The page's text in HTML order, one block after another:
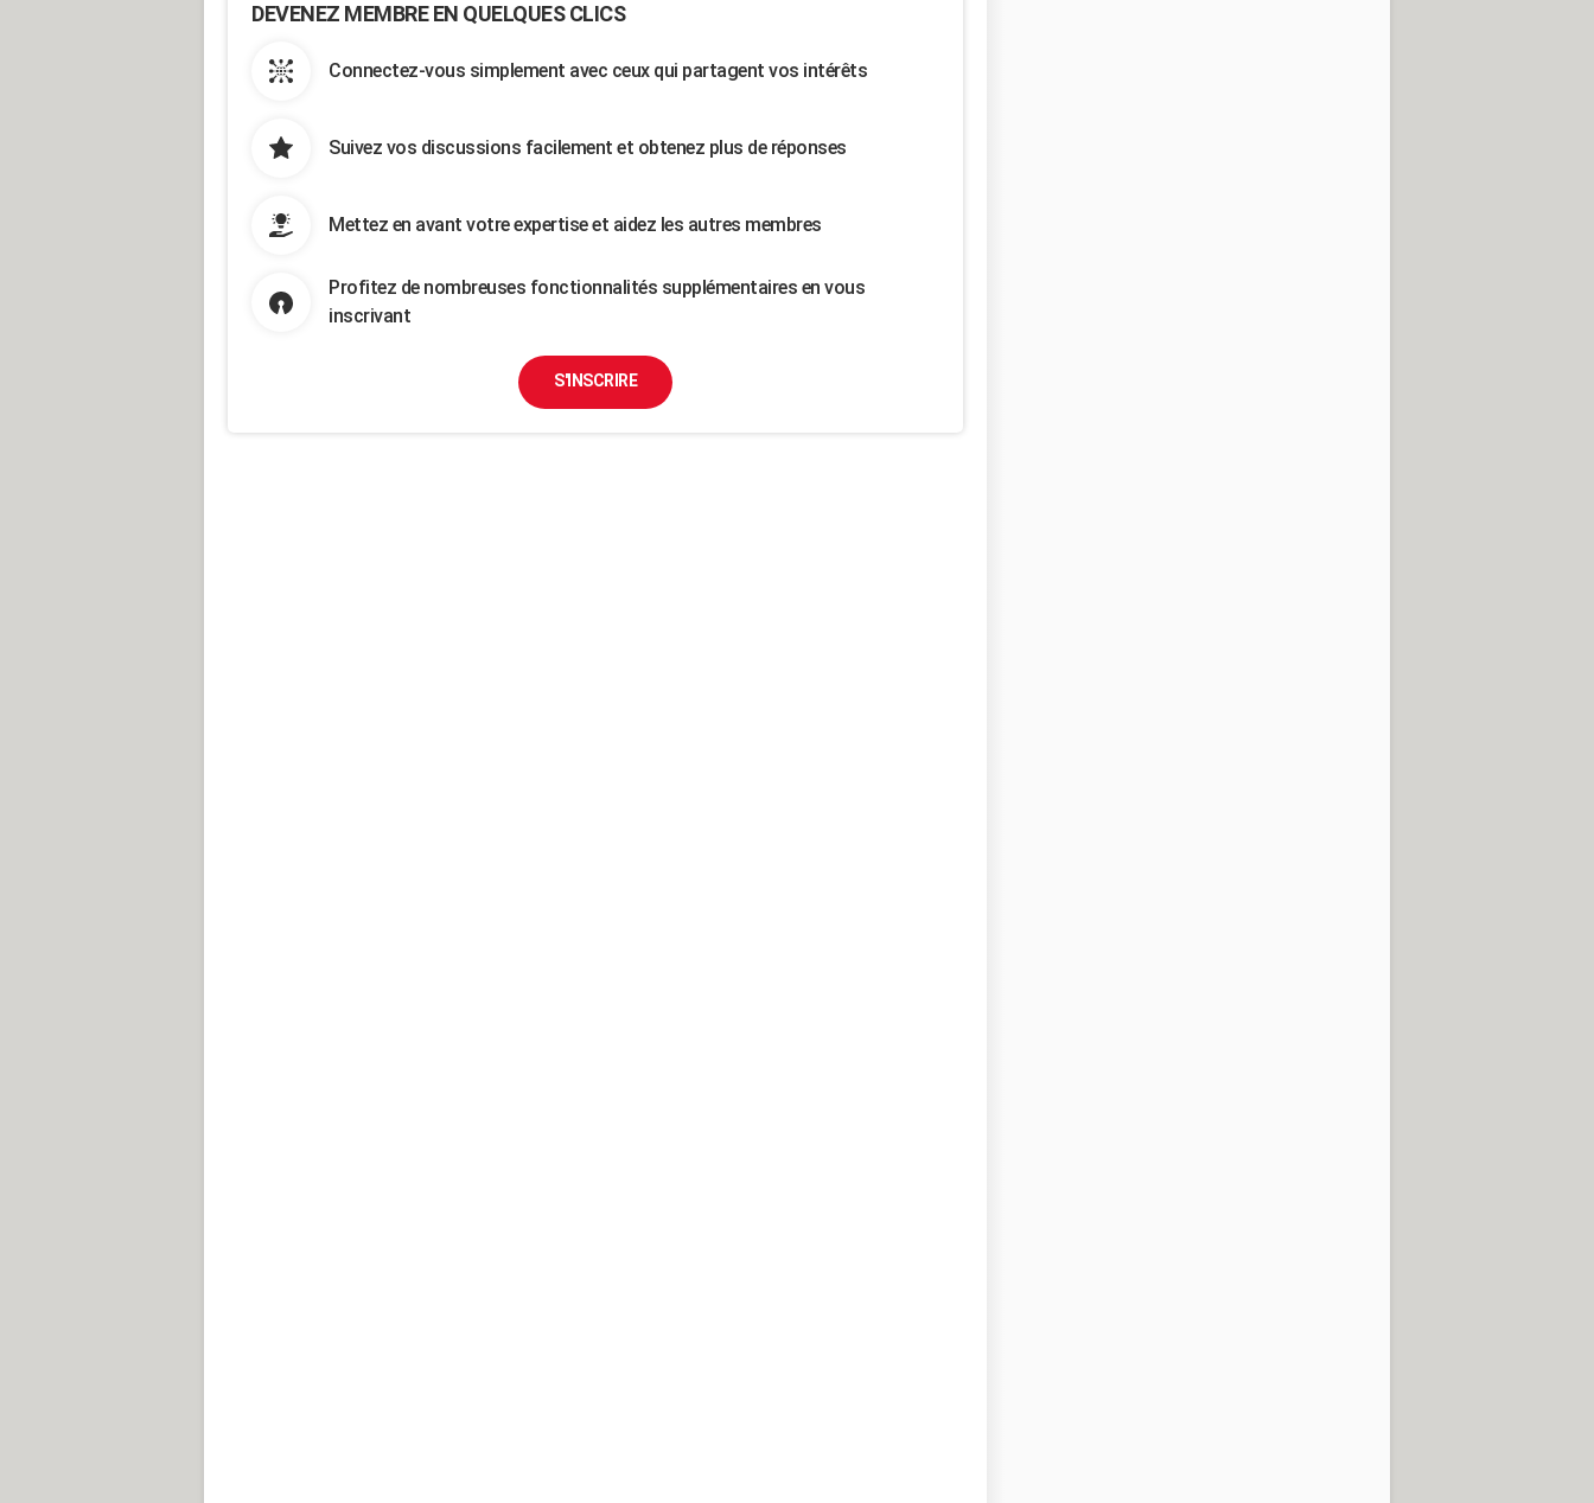
DEVENEZ MEMBRE EN QUELQUES CLICS
Connectez-vous simplement avec ceux qui partagent vos intérêts
Suivez vos discussions facilement et obtenez plus de réponses
Mettez en avant votre expertise et aidez les autres membres
Profitez de nombreuses fonctionnalités supplémentaires en vous
inscrivant
S'INSCRIRE